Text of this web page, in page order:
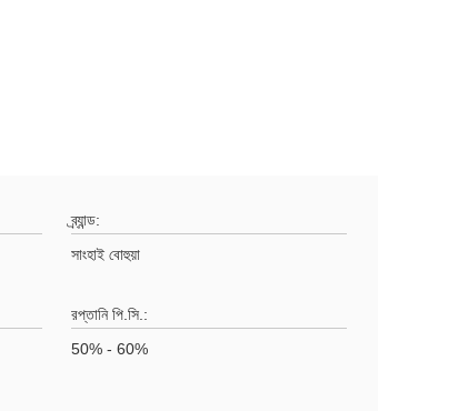
ব্র্যান্ড:
সাংহাই বোহুয়া
রপ্তানি পি.সি.:
50% - 60%